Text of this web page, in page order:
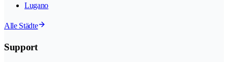
Lugano
Alle Städte
Support